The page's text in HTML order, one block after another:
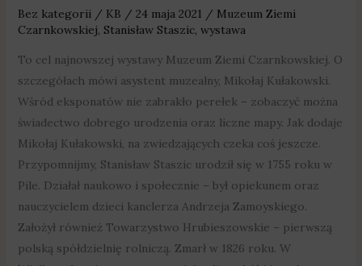
Bez kategorii/ KB / 24 maja 2021 / Muzeum Ziemi
Czarnkowskiej, Stanisław Staszic, wystawa
To cel najnowszej wystawy Muzeum Ziemi Czarnkowskiej. O
szczegółach mówi asystent muzealny, Mikołaj Kułakowski.
Wśród eksponatów nie zabrakło perełek – zobaczyć można
świadectwo dobrego urodzenia oraz liczne mapy. Jak dodaje
Mikołaj Kułakowski, na zwiedzających czeka coś jeszcze.
Przypomnijmy, Stanisław Staszic urodził się w 1755 roku w
Pile. Działał naukowo i społecznie – był opiekunem oraz
nauczycielem dzieci kanclerza Andrzeja Zamoyskiego.
Założył również Towarzystwo Hrubieszowskie – pierwszą
polską spółdzielnię rolniczą. Zmarł w 1826 roku. W